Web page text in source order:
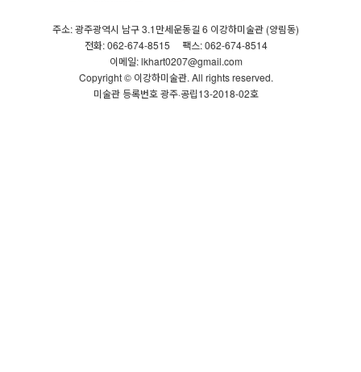
주소: 광주광역시 남구 3.1만세운동길 6 이강하미술관 (양림동)
전화: 062-674-8515
팩스: 062-674-8514
이메일: lkhart0207@gmail.com
Copyright © 이강하미술관. All rights reserved.
미술관 등록번호 광주·공립13-2018-02호